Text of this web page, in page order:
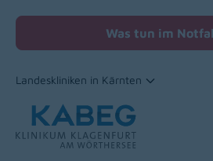
Was tun im
Landeskliniken in Kärnten